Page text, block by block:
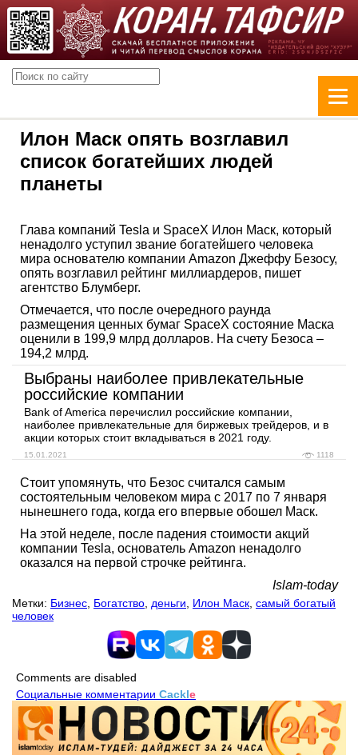
Илон Маск опять возглавил
список богатейших людей
планеты
Глава компаний Tesla и SpaceX Илон Маск, который
ненадолго уступил звание богатейшего человека
мира основателю компании Amazon Джеффу Безосу,
опять возглавил рейтинг миллиардеров, пишет
агентство Блумберг.
Отмечается, что после очередного раунда
размещения ценных бумаг SpaceX состояние Маска
оценили в 199,9 млрд долларов. На счету Безоса –
194,2 млрд.
Выбраны наиболее привлекательные
российские компании
Bank of America перечислил российские компании,
наиболее привлекательные для биржевых трейдеров, и в
акции которых стоит вкладываться в 2021 году.
15.01.2021 1118
Стоит упомянуть, что Безос считался самым
состоятельным человеком мира с 2017 по 7 января
нынешнего года, когда его впервые обошел Маск.
На этой неделе, после падения стоимости акций
компании Tesla, основатель Amazon ненадолго
оказался на первой строчке рейтинга.
Islam-today
Метки: Бизнес Богатство деньги Илон Маск самый богатый
человек
Comments are disabled
Социальные комментарии Cackle